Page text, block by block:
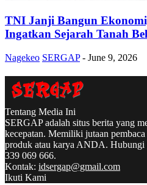
TNI Janji Bangun
Ingatkan Sejarah Tanah
Nagekeo SERGAP - June 9, 2026
Tentang Media Ini
SERGAP adalah situs berita yang
kecepatan. Memiliki jutaan
produk atau karya ANDA. Hubungi
339 069 666.
Kontak: idsergap@gmail.com
Ikuti Kami